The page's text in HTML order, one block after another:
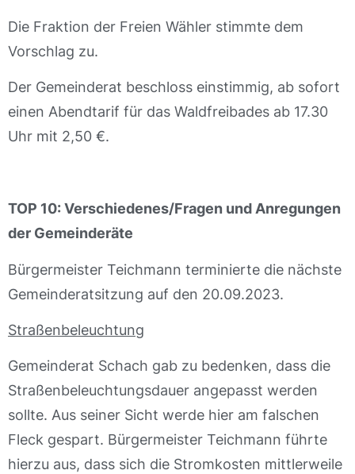
Die Fraktion der Freien Wähler stimmte dem
Vorschlag zu.
Der Gemeinderat beschloss einstimmig, ab sofort
einen Abendtarif für das Waldfreibades ab 17.30
Uhr mit 2,50 €.
TOP 10: Verschiedenes/Fragen und Anregungen
der Gemeinderäte
Bürgermeister Teichmann terminierte die nächste
Gemeinderatsitzung auf den 20.09.2023.
Straßenbeleuchtung
Gemeinderat Schach gab zu bedenken, dass die
Straßenbeleuchtungsdauer angepasst werden
sollte. Aus seiner Sicht werde hier am falschen
Fleck gespart. Bürgermeister Teichmann führte
hierzu aus, dass sich die Stromkosten mittlerweile